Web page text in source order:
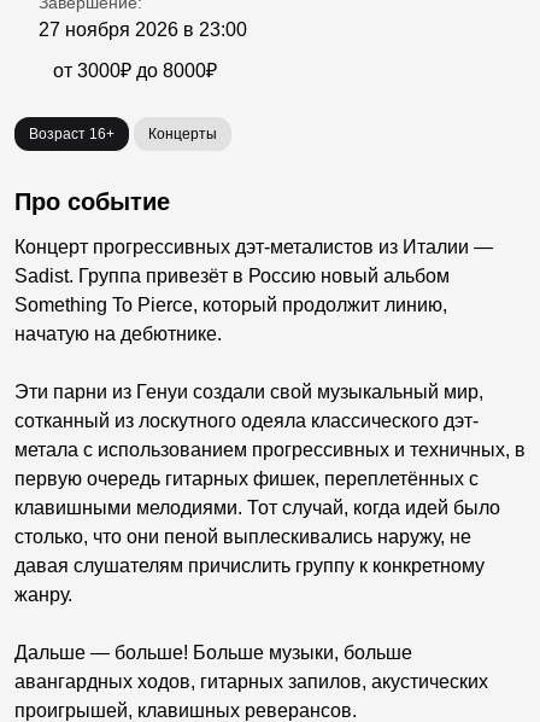
27 ноября 2026 в 23:00
от 3000₽ до 8000₽
Возраст 16+ Концерты
Про событие
Концерт прогрессивных дэт-металистов из Италии —
Sadist. Группа привезёт в Россию новый альбом
Something To Pierce, который продолжит линию,
начатую на дебютнике.
Эти парни из Генуи создали свой музыкальный мир,
сотканный из лоскутного одеяла классического дэт-
метала с использованием прогрессивных и техничных, в
первую очередь гитарных фишек, переплетённых с
клавишными мелодиями. Тот случай, когда идей было
столько, что они пеной выплескивались наружу, не
давая слушателям причислить группу к конкретному
жанру.
Дальше — больше! Больше музыки, больше
авангардных ходов, гитарных запилов, акустических
проигрышей, клавишных реверансов.